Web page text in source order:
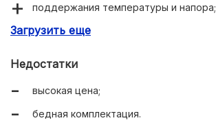
поддержания температуры и напора;
керамический картридж.
Загрузить еще
Недостатки
высокая цена;
бедная комплектация.